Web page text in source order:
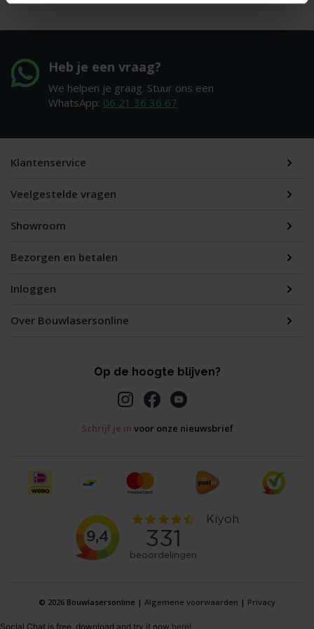
Heb je een vraag?
We helpen je graag. Stuur ons een
WhatsApp: 06 21 36 36 67
Klantenservice
Veelgestelde vragen
Showroom
Bezorgen en betalen
Inloggen
Over Bouwlasersonline
Op de hoogte blijven?
Schrijf je in voor onze nieuwsbrief
© 2026 Bouwlasersonline | Algemene voorwaarden | Privacy
Social Chat is free, download and try it now here!